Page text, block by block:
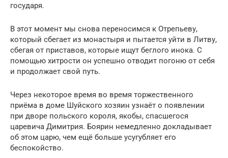
государя.
В этот момент мы снова переносимся к Отрепьеву,
который сбегает из монастыря и пытается уйти в Литву,
сбегая от приставов, которые ищут беглого инока. С
помощью хитрости он успешно отводит погоню от себя
и продолжает свой путь.
Через некоторое время во время торжественного
приёма в доме Шуйского хозяин узнаёт о появлении
при дворе польского короля, якобы, спасшегося
царевича Димитрия. Боярин немедленно докладывает
об этом царю, чем ещё больше усугубляет его
беспокойство.